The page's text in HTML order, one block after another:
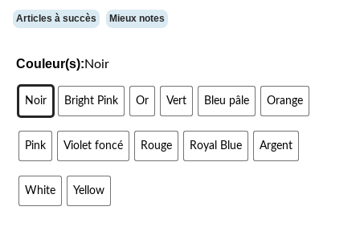
la
même
Articles à succès Mieux notes
Couleur(s):Noir
Noir Bright Pink Or Vert Bleu pâle Orange
Pink Violet foncé Rouge Royal Blue Argent
White Yellow